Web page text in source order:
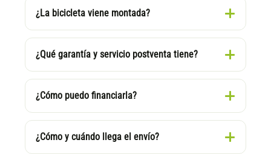
¿La bicicleta viene montada?
¿Qué garantía y servicio postventa tiene?
¿Cómo puedo financiarla?
¿Cómo y cuándo llega el envío?